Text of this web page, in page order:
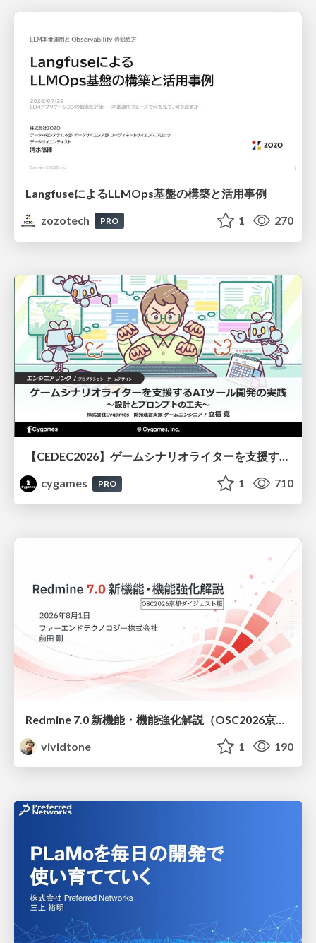
LangfuseによるLLMOps基盤の構築と活用事例
zozotech
PRO 1 270
【CEDEC2026】ゲームシナリオライターを支援するAIツール開発の実践 ― 設計とプロンプトの工夫 ―
cygames
PRO 1 710
vividtone
1 190